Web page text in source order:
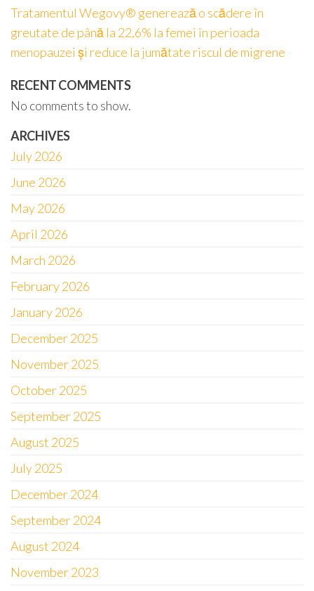
Tratamentul Wegovy® generează o scădere în
greutate de până la 22,6% la femei în perioada
menopauzei și reduce la jumătate riscul de migrene
RECENT COMMENTS
No comments to show.
ARCHIVES
July 2026
June 2026
May 2026
April 2026
March 2026
February 2026
January 2026
December 2025
November 2025
October 2025
September 2025
August 2025
July 2025
December 2024
September 2024
August 2024
November 2023